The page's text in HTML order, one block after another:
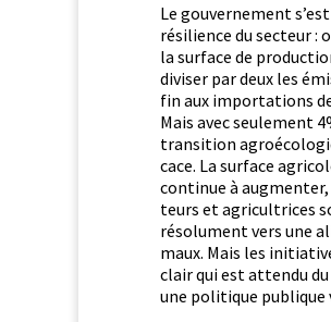
Le gou­verne­ment
résilience du secteur :
la sur­face de
divis­er par deux les
fin aux impor­ta­tions
Mais avec seule­ment
tran­si­tion
cace. La sur­face
con­tin­ue à
teurs et agricul­tri­ces
résol­u­ment vers une
maux. Mais les
clair qui est atten­du
une poli­tique